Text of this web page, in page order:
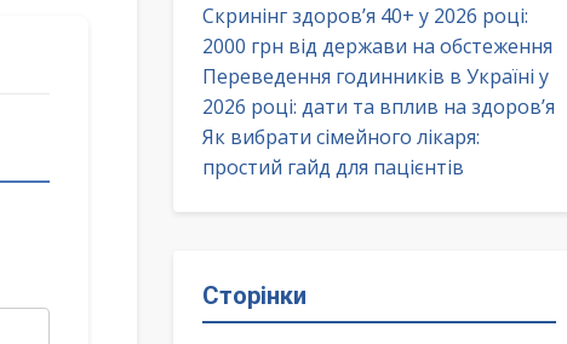
Скринінг здоров’я 40+ у 2026 році:
2000 грн від держави на обстеження
Переведення годинників в Україні у
2026 році: дати та вплив на здоров’я
Як вибрати сімейного лікаря:
простий гайд для пацієнтів
Сторінки